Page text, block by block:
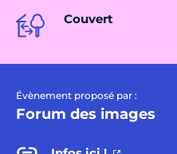
Couvert
Évènement proposé par :
Forum des images